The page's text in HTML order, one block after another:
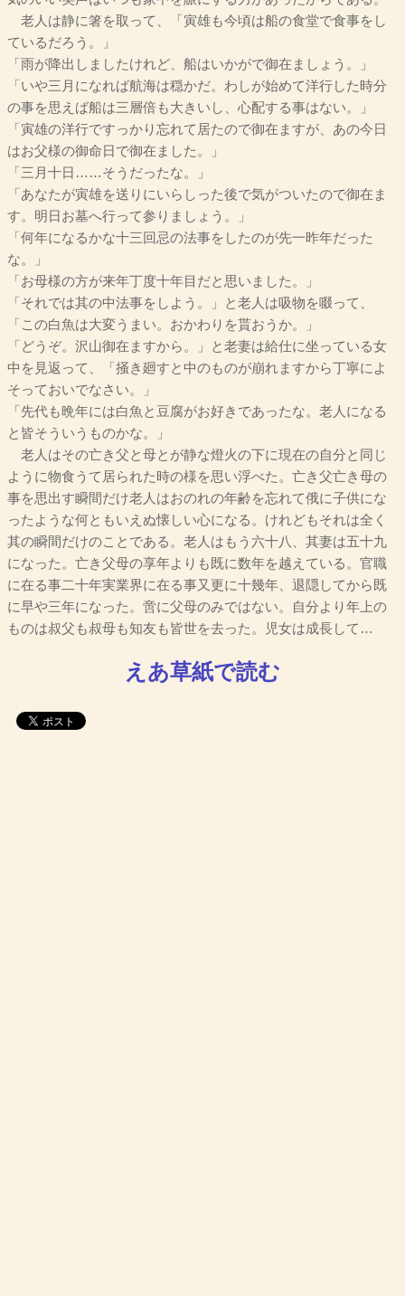
老人は静に箸を取って、「寅雄も今頃は船の食堂で食事をし
ているだろう。」
「雨が降出しましたけれど、船はいかがで御在ましょう。」
「いや三月になれば航海は穏かだ。わしが始めて洋行した時分
の事を思えば船は三層倍も大きいし、心配する事はない。」
「寅雄の洋行ですっかり忘れて居たので御在ますが、あの今日
はお父様の御命日で御在ました。」
「三月十日……そうだったな。」
「あなたが寅雄を送りにいらしった後で気がついたので御在ま
す。明日お墓へ行って参りましょう。」
「何年になるかな十三回忌の法事をしたのが先一昨年だった
な。」
「お母様の方が来年丁度十年目だと思いました。」
「それでは其の中法事をしよう。」と老人は吸物を啜って、
「この白魚は大変うまい。おかわりを貰おうか。」
「どうぞ。沢山御在ますから。」と老妻は給仕に坐っている女
中を見返って、「掻き廻すと中のものが崩れますから丁寧によ
そっておいでなさい。」
「先代も晩年には白魚と豆腐がお好きであったな。老人になる
と皆そういうものかな。」
老人はその亡き父と母とが静な燈火の下に現在の自分と同じ
ように物食うて居られた時の様を思い浮べた。亡き父亡き母の
事を思出す瞬間だけ老人はおのれの年齢を忘れて俄に子供にな
ったような何ともいえぬ懐しい心になる。けれどもそれは全く
其の瞬間だけのことである。老人はもう六十八、其妻は五十九
になった。亡き父母の享年よりも既に数年を越えている。官職
に在る事二十年実業界に在る事又更に十幾年、退隠してから既
に早や三年になった。啻に父母のみではない。自分より年上の
ものは叔父も叔母も知友も皆世を去った。児女は成長して…
えあ草紙で読む